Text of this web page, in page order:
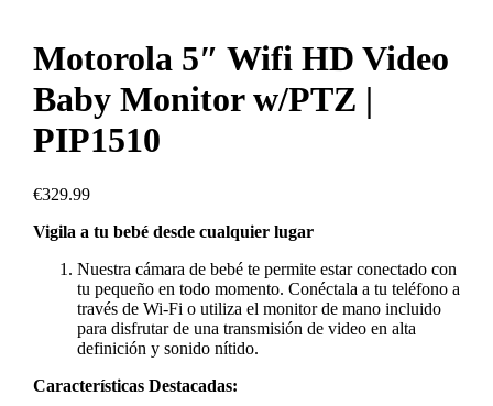
Motorola 5″ Wifi HD Video
Baby Monitor w/PTZ |
PIP1510
€329.99
Vigila a tu bebé desde cualquier lugar
Nuestra cámara de bebé te permite estar conectado con
tu pequeño en todo momento. Conéctala a tu teléfono a
través de Wi-Fi o utiliza el monitor de mano incluido
para disfrutar de una transmisión de video en alta
definición y sonido nítido.
Características Destacadas: